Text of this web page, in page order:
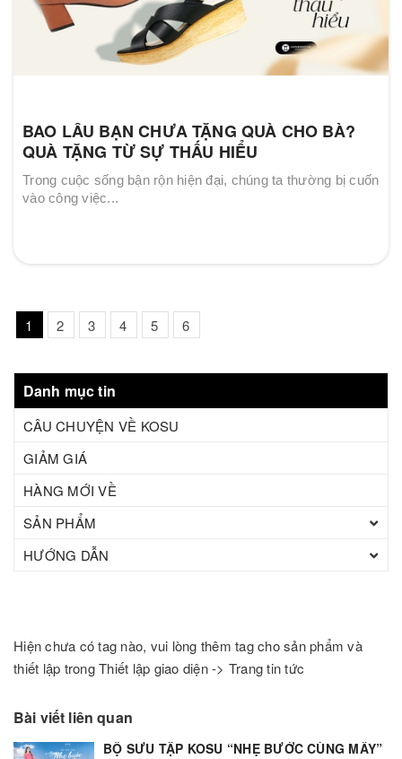
BAO LÂU BẠN CHƯA TẶNG QUÀ CHO BÀ?
QUÀ TẶNG TỪ SỰ THẤU HIỂU
Trong cuộc sống bận rộn hiện đại, chúng ta thường bị cuốn
vào công việc...
1 2 3 4 5 6
Danh mục tin
CÂU CHUYỆN VỀ KOSU
GIẢM GIÁ
HÀNG MỚI VỀ
SẢN PHẨM
HƯỚNG DẪN
Hiện chưa có tag nào, vui lòng thêm tag cho sản phẩm và
thiết lập trong Thiết lập giao diện -> Trang tin tức
Bài viết liên quan
BỘ SƯU TẬP KOSU “NHẸ BƯỚC CÙNG MÂY”